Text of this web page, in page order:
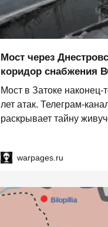
Мост через
коридор снабжения
Мост в Затоке
лет атак. Телеграм-
раскрывает тайну
warpages.ru